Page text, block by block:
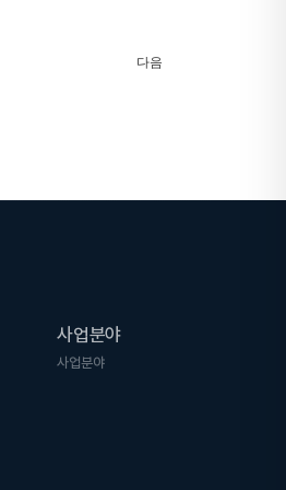
다음
사업분야
사업분야